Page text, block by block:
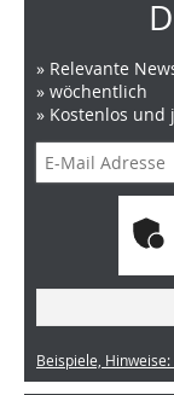
» Relevante
» wöchentlich
» Kostenlos
Beispiele,